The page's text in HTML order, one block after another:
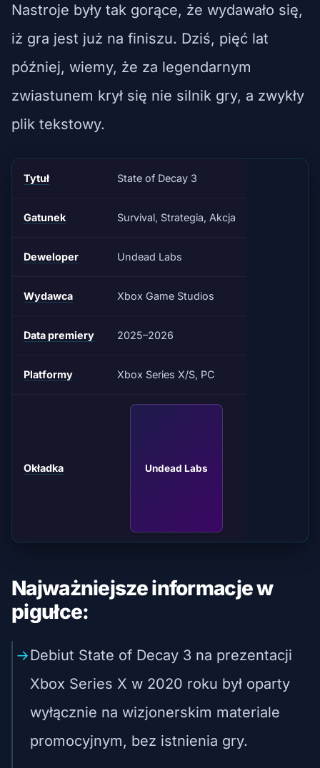
Nastroje były tak gorące, że wydawało się,
iż gra jest już na finiszu. Dziś, pięć lat
później, wiemy, że za legendarnym
zwiastunem krył się nie silnik gry, a zwykły
plik tekstowy.
Tytuł State of Decay 3
Gatunek Survival, Strategia, Akcja
Deweloper Undead Labs
Wydawca Xbox Game Studios
Data premiery 2025–2026
Platformy Xbox Series X/S, PC
Okładka Undead Labs
Najważniejsze informacje w
pigułce:
Debiut State of Decay 3 na prezentacji
Xbox Series X w 2020 roku był oparty
wyłącznie na wizjonerskim materiale
promocyjnym, bez istnienia gry.